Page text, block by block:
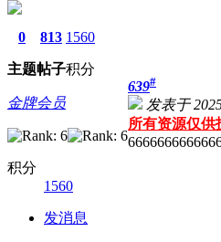
0
主题
813
帖子
1560
积分
金牌会员
积分
1560
发消息
639#
发表于
所有资源仅供